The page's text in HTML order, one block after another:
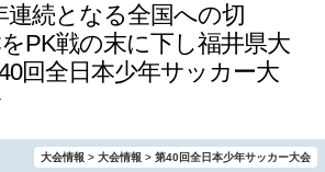
連続となる全国への切
PK戦の末に下し福井県大
回全日本少年サッカー大
大会情報 > 大会情報 > 第40回全日本少年サッカー大会